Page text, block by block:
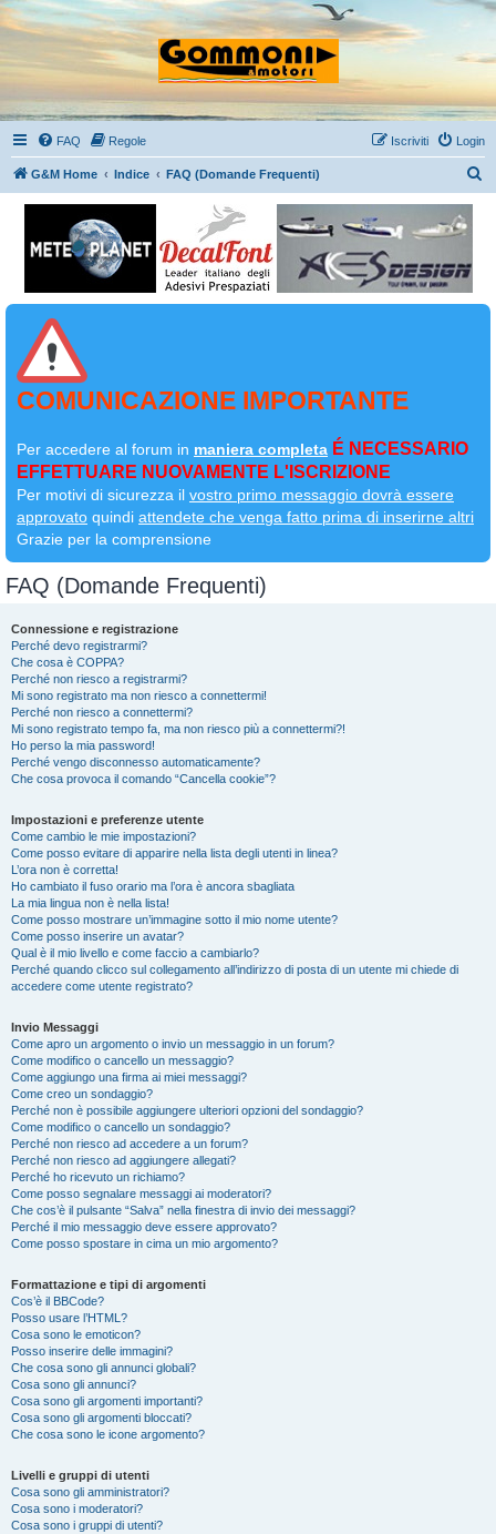
FAQ Regole Login
Iscriviti
G&M Home Indice FAQ (Domande Frequenti)
COMUNICAZIONE IMPORTANTE
Per accedere al forum in maniera completa É NECESSARIO
EFFETTUARE NUOVAMENTE L'ISCRIZIONE
Per motivi di sicurezza il vostro primo messaggio dovrà essere
approvato quindi attendete che venga fatto prima di inserirne altri
Grazie per la comprensione
FAQ (Domande Frequenti)
Connessione e registrazione
Perché devo registrarmi?
Che cosa è COPPA?
Perché non riesco a registrarmi?
Mi sono registrato ma non riesco a connettermi!
Perché non riesco a connettermi?
Mi sono registrato tempo fa, ma non riesco più a connettermi?!
Ho perso la mia password!
Perché vengo disconnesso automaticamente?
Che cosa provoca il comando “Cancella cookie”?
Impostazioni e preferenze utente
Come cambio le mie impostazioni?
Come posso evitare di apparire nella lista degli utenti in linea?
L’ora non è corretta!
Ho cambiato il fuso orario ma l’ora è ancora sbagliata
La mia lingua non è nella lista!
Come posso mostrare un’immagine sotto il mio nome utente?
Come posso inserire un avatar?
Qual è il mio livello e come faccio a cambiarlo?
Perché quando clicco sul collegamento all’indirizzo di posta di un utente mi chiede di
accedere come utente registrato?
Invio Messaggi
Come apro un argomento o invio un messaggio in un forum?
Come modifico o cancello un messaggio?
Come aggiungo una firma ai miei messaggi?
Come creo un sondaggio?
Perché non è possibile aggiungere ulteriori opzioni del sondaggio?
Come modifico o cancello un sondaggio?
Perché non riesco ad accedere a un forum?
Perché non riesco ad aggiungere allegati?
Perché ho ricevuto un richiamo?
Come posso segnalare messaggi ai moderatori?
Che cos’è il pulsante “Salva” nella finestra di invio dei messaggi?
Perché il mio messaggio deve essere approvato?
Come posso spostare in cima un mio argomento?
Formattazione e tipi di argomenti
Cos’è il BBCode?
Posso usare l’HTML?
Cosa sono le emoticon?
Posso inserire delle immagini?
Che cosa sono gli annunci globali?
Cosa sono gli annunci?
Cosa sono gli argomenti importanti?
Cosa sono gli argomenti bloccati?
Che cosa sono le icone argomento?
Livelli e gruppi di utenti
Cosa sono gli amministratori?
Cosa sono i moderatori?
Cosa sono i gruppi di utenti?